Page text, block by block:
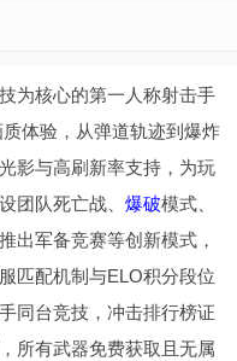
为核心的第一人称射击手
体验，从弹道轨迹到爆炸
影与高刷新率支持，为玩
团队死亡战、 爆破模式、
出军备竞赛等创新模式，
匹配机制与ELO积分段位
同台竞技，冲击排行榜证
所有武器免费获取且无属